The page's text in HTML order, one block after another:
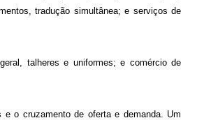
tradução simultânea; e serviços de
talheres e uniformes; e comércio de
e o cruzamento de oferta e demanda. Um